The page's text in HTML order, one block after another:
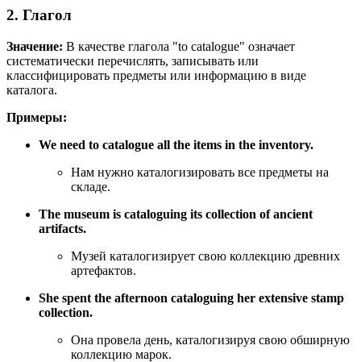
2. Глагол
Значение: В качестве глагола "to catalogue" означает
систематически перечислять, записывать или
классифицировать предметы или информацию в виде
каталога.
Примеры:
We need to catalogue all the items in the inventory.
Нам нужно каталогизировать все предметы на
складе.
The museum is cataloguing its collection of ancient
artifacts.
Музей каталогизирует свою коллекцию древних
артефактов.
She spent the afternoon cataloguing her extensive stamp
collection.
Она провела день, каталогизируя свою обширную
коллекцию марок.